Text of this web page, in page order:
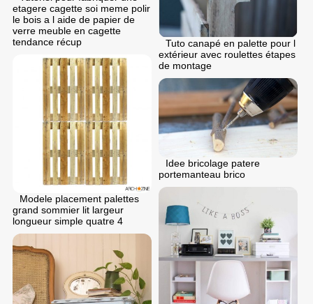
Tuto canapé en palette pour l
extérieur avec roulettes étapes
de montage
etagere cagette soi meme polir
le bois a l aide de papier de
verre meuble en cagette
tendance récup
Modele placement palettes
grand sommier lit largeur
longueur simple quatre 4
Idee bricolage patere
portemanteau brico